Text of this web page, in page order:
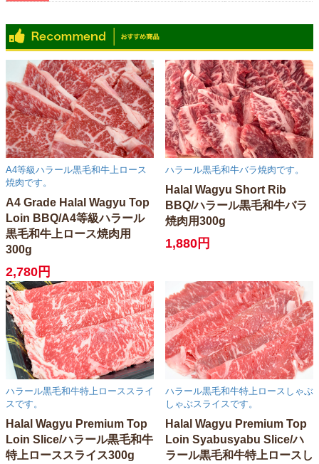
※赤枠が休みです
A4等級ハラール黒毛和牛上ロース
焼肉です。
A4 Grade Halal Wagyu Top
Loin BBQ/A4等級ハラール
黒毛和牛上ロース焼肉用
300g
2,780円
ハラール黒毛和牛バラ焼肉です。
Halal Wagyu Short Rib
BBQ/ハラール黒毛和牛バラ
焼肉用300g
1,880円
ハラール黒毛和牛特上ローススライ
スです。
Halal Wagyu Premium Top
Loin Slice/ハラール黒毛和牛
特上ローススライス300g
ハラール黒毛和牛特上ロースしゃぶ
しゃぶスライスです。
Halal Wagyu Premium Top
Loin Syabusyabu Slice/ハ
ラール黒毛和牛特上ロースし